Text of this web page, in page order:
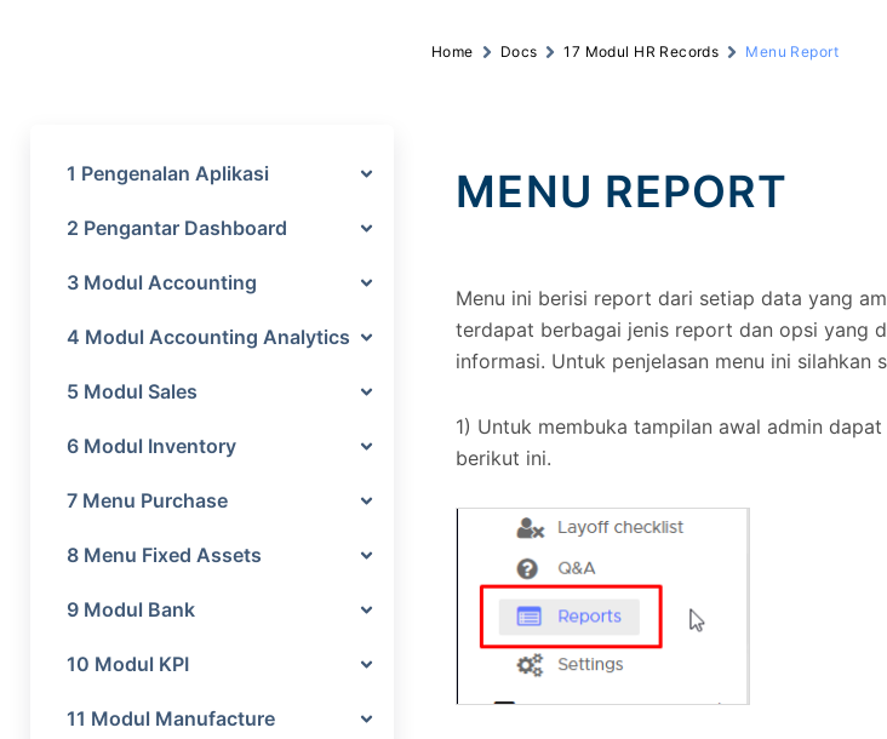
1 Pengenalan Aplikasi
2 Pengantar Dashboard
3 Modul Accounting
4 Modul Accounting Analytics
5 Modul Sales
6 Modul Inventory
7 Menu Purchase
8 Menu Fixed Assets
9 Modul Bank
10 Modul KPI
11 Modul Manufacture
Home Docs 17 Modul HR Records Menu Report
MENU REPORT
Menu ini berisi report dari setiap data yang
terdapat berbagai jenis report dan opsi yang
informasi. Untuk penjelasan menu ini silahkan
1) Untuk membuka tampilan awal admin
berikut ini.